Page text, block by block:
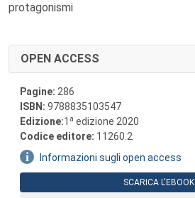
protagonismi
OPEN ACCESS
Pagine: 286
ISBN: 9788835103547
Edizione:1 a edizione 2020
Codice editore: 11260.2
Informazioni sugli open access
SCARICA L'EBOOK